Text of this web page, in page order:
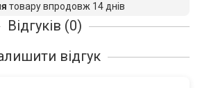
товару впродовж 14 днів
Відгуків (0)
відгук